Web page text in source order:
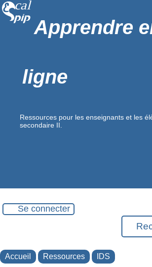
Apprendre
ligne
Ressources pour les enseignants et les
secondaire II.
Se connecter
Accueil Ressources IDS